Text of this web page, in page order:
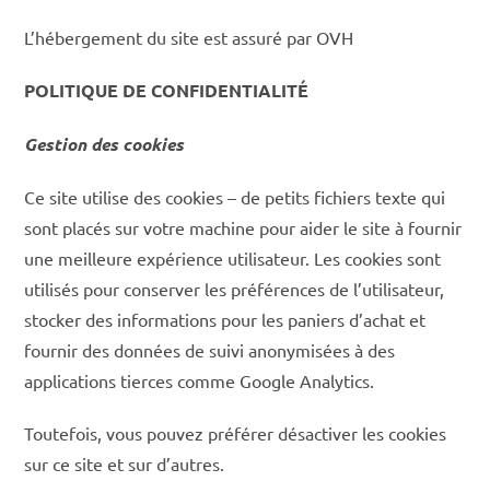
L’hébergement du site est assuré par OVH
POLITIQUE DE CONFIDENTIALITÉ
Gestion des cookies
Ce site utilise des cookies – de petits fichiers texte qui
sont placés sur votre machine pour aider le site à fournir
une meilleure expérience utilisateur. Les cookies sont
utilisés pour conserver les préférences de l’utilisateur,
stocker des informations pour les paniers d’achat et
fournir des données de suivi anonymisées à des
applications tierces comme Google Analytics.
Toutefois, vous pouvez préférer désactiver les cookies
sur ce site et sur d’autres.